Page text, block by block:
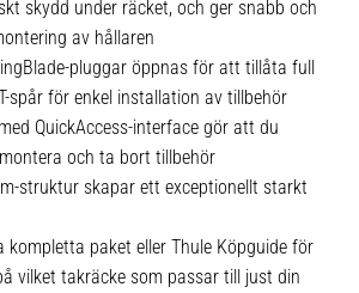
skydd under räcket, och ger snabb och
av hållaren
pluggar öppnas för att tillåta full
spår för enkel installation av tillbehör
QuickAccess-interface gör att du
och ta bort tillbehör
struktur skapar ett exceptionellt starkt
kompletta paket eller Thule Köpguide för
vilket takräcke som passar till just din